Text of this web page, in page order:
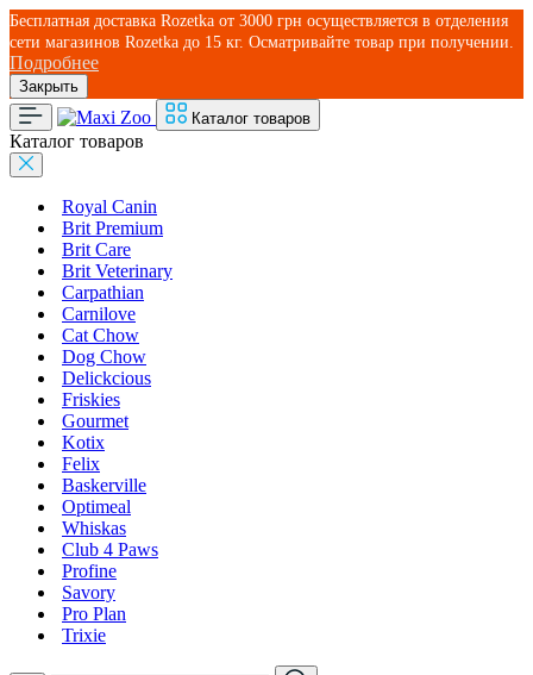
Бесплатная доставка Rozetka от 3000 грн осуществляется в отделения
сети магазинов Rozetka до 15 кг. Осматривайте товар при получении.
Подробнее
Закрыть
Каталог товаров
Каталог товаров
Royal Canin
Brit Premium
Brit Care
Brit Veterinary
Carpathian
Carnilove
Cat Chow
Dog Chow
Delickcious
Friskies
Gourmet
Kotix
Felix
Baskerville
Optimeal
Whiskas
Club 4 Paws
Profine
Savory
Pro Plan
Trixie